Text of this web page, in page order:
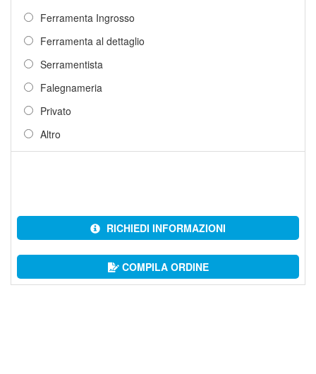
Ferramenta Ingrosso
Ferramenta al dettaglio
Serramentista
Falegnameria
Privato
Altro
RICHIEDI INFORMAZIONI
COMPILA ORDINE